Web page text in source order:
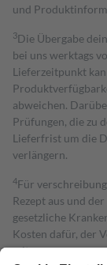
und
3Die Übergabe
bei uns werktags
Lieferzeitpunkt
abweichen.
Prüfungen, die zu
Lieferfrist um die
verlängern.
4Für
Rezept aus und
gesetzliche
Kosten dafür, der
mit.